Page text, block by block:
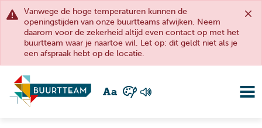
Vanwege de hoge temperaturen kunnen de
openingstijden van onze buurtteams afwijken. Neem
daarom voor de zekerheid altijd even contact op met het
buurtteam waar je naartoe wil. Let op: dit geldt niet als je
een afspraak hebt op de locatie.
Aa